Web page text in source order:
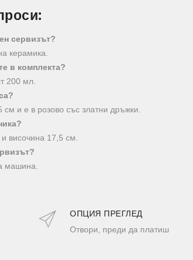
сервизът?
керамика.
в комплекта?
200 мл.
и е в розово със златни дръжки.
височина 17,5 см.
машина.
ОПЦИЯ ПРЕГЛЕД
Отвори, преди да платиш